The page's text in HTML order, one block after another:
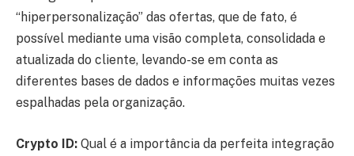
“hiperpersonalização” das ofertas, que de fato, é
possível mediante uma visão completa, consolidada e
atualizada do cliente, levando-se em conta as
diferentes bases de dados e informações muitas vezes
espalhadas pela organização.
Crypto ID: Qual é a importância da perfeita integração